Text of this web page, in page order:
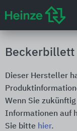
Beckerbillett
Dieser Hersteller
Wenn Sie
Informationen auf
Sie bitte hier.